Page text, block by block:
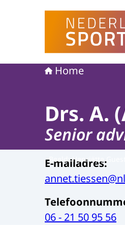
Home
Drs. A.
Senior
Beeld: Henriëtte Guest
E-mailadres:
06 - 21 50 95 56